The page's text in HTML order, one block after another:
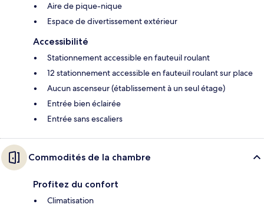
Aire de pique-nique
Espace de divertissement extérieur
Accessibilité
Stationnement accessible en fauteuil roulant
12 stationnement accessible en fauteuil roulant sur place
Aucun ascenseur (établissement à un seul étage)
Entrée bien éclairée
Entrée sans escaliers
Commodités de la chambre
Profitez du confort
Climatisation